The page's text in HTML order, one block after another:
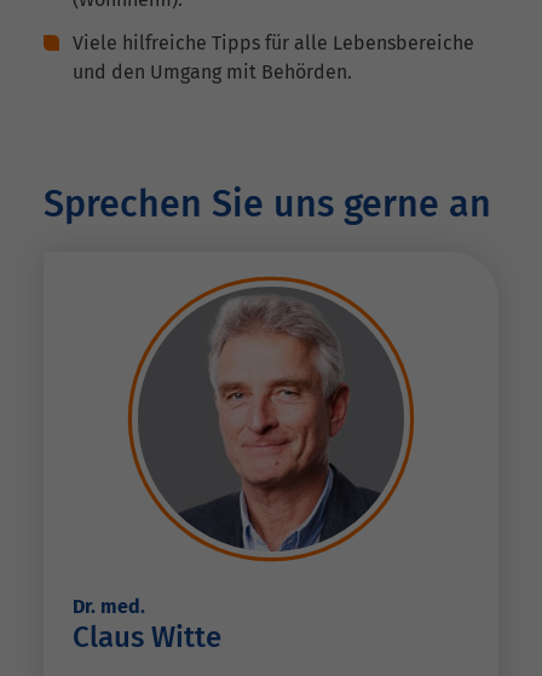
Viele hilfreiche Tipps für alle Lebensbereiche
und den Umgang mit Behörden.
Sprechen Sie uns gerne an
Dr. med.
Claus Witte